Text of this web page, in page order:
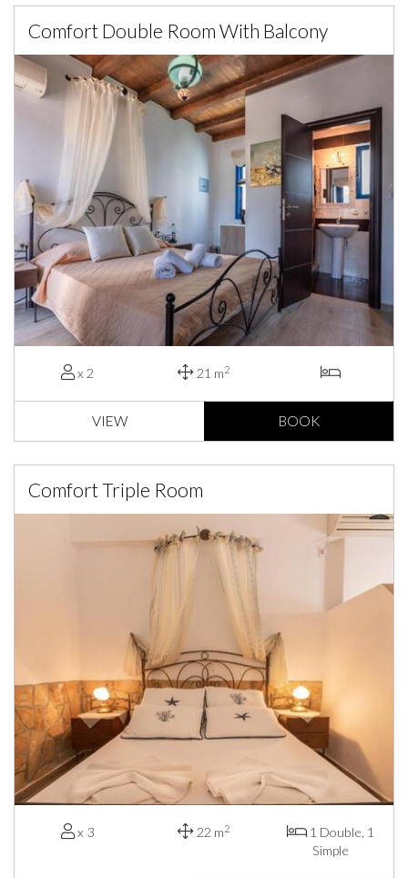
Comfort Double Room With Balcony
x 2 21 m2
VIEW BOOK
Comfort Triple Room
x 3 22 m2
1 Double, 1
Simple